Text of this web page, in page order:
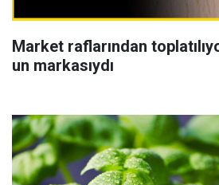
Market raflarından
un markasıydı